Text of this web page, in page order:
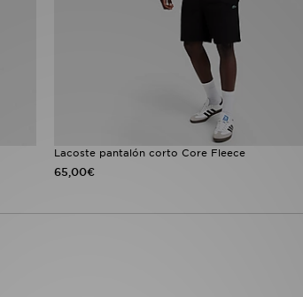
Lacoste pantalón corto Core Fleece
65,00€